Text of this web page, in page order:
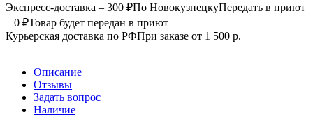
Экспресс-доставка – 300 ₽По НовокузнецкуПередать в приют
– 0 ₽Товар будет передан в приют
Курьерская доставка по РФПри заказе от 1 500 р.
Описание
Отзывы
Задать вопрос
Наличие